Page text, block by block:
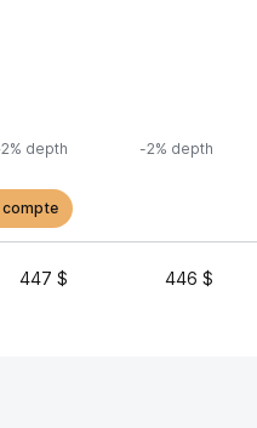
depth -2% depth
compte
447 $ 446 $